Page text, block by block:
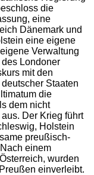
die
eine
Dänemark und
eine eigene
Verwaltung
Londoner
mit den
Staaten
die
dem nicht
Der Krieg führt
Holstein
preußisch-
einem
wurden
einverleibt.